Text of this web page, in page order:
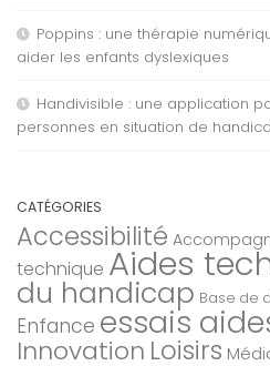
Poppins : une thérapie
aider les enfants dyslexiques
Handivisible : une application
personnes en situation de
CATÉGORIES
Accessibilité
technique Aides
du handicap Base de
Enfance essais
Innovation Loisirs